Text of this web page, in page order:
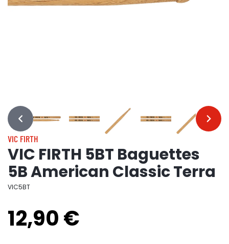
… …
VIC FIRTH
VIC FIRTH 5BT Baguettes
5B American Classic Terra
VIC5BT
12,90 €